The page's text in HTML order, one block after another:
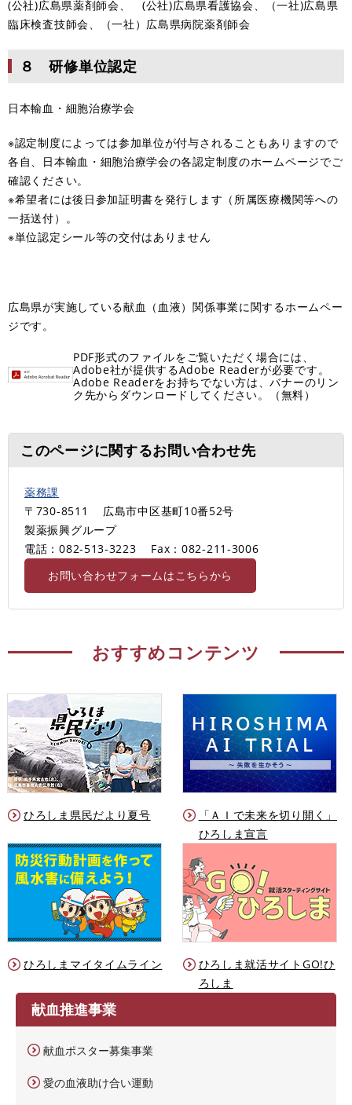
(公社)広島県薬剤師会、 (公社)広島県看護協会、（一社)広島県
臨床検査技師会、（一社）広島県病院薬剤師会
８ 研修単位認定
日本輸血・細胞治療学会
※認定制度によっては参加単位が付与されることもありますので
各自、日本輸血・細胞治療学会の各認定制度のホームページでご
確認ください。
※希望者には後日参加証明書を発行します（所属医療機関等への
一括送付）。
※単位認定シール等の交付はありません
広島県が実施している献血（血液）関係事業に関するホームペー
ジです。
PDF形式のファイルをご覧いただく場合には、
Adobe社が提供するAdobe Readerが必要です。
Adobe Readerをお持ちでない方は、バナーのリン
ク先からダウンロードしてください。（無料）
このページに関するお問い合わせ先
薬務課
〒730-8511
広島市中区基町10番52号
製薬振興グループ
電話：082-513-3223
Fax：082-211-3006
お問い合わせフォームはこちらから
おすすめコンテンツ
ひろしま県民だより夏号
「ＡＩで未来を切り開く」
ひろしま宣言
ひろしまマイタイムライン
ひろしま就活サイトGO!ひ
ろしま
献血推進事業
献血ポスター募集事業
愛の血液助け合い運動